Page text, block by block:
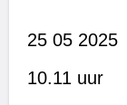
25 05 2025
10.11 uur